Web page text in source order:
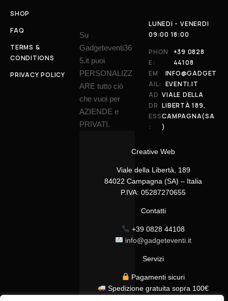
SHOP
FAQ
TERMS &
CONDITIONS
PRIVACY POLICY
Su
Gadgeteventi36
5.it puoi
PERSONALIZZ
ARE tutto ciò
che vuoi per
AZIENDE e
PRIVATI.
Creative Web
Viale della Libertà, 189
84022 Campagna (SA) – Italia
P.IVA: 05287270655
Contatti
+39 0828 44108
info@gadgeteventi.it
Servizi
Pagamenti sicuri
Spedizione gratuita sopra 100€
LUNEDI - VENERDI
09:00 18:00
PHON
E:
+39 0828
44108
EM
AIL:
INFO@GADGET
EVENTI.IT
AD
DR
ESS
:
VIALE DELLA
LIBERTÀ 189,
CAMPAGNA(SA
)